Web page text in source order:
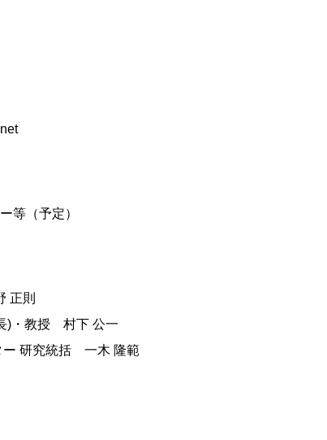
等（予定）
正則
)・教授 村下 公一
ー 研究統括 一木 隆範